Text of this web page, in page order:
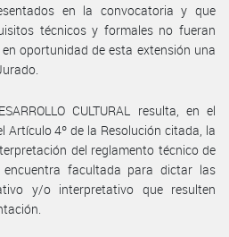
en la convocatoria y que
técnicos y formales no fueran
oportunidad de esta extensión una
CULTURAL resulta, en el
Artículo 4º de la Resolución citada, la
del reglamento técnico de
facultada para dictar las
y/o interpretativo que resulten